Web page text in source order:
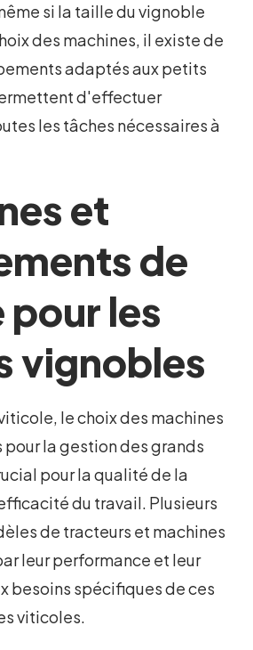
si la taille du vignoble
des machines, il existe de
adaptés aux petits
d'effectuer
les tâches nécessaires à
et
de
les
vignobles
le choix des machines
la gestion des grands
pour la qualité de la
du travail. Plusieurs
de tracteurs et machines
leur performance et leur
besoins spécifiques de ces
viticoles.